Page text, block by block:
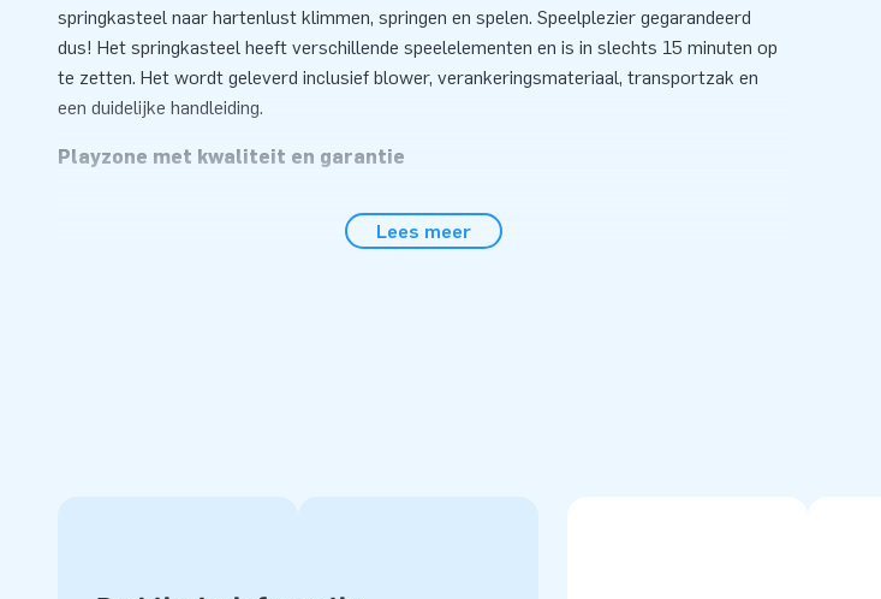
springkasteel naar hartenlust klimmen, springen en spelen. Speelplezier gegarandeerd
dus! Het springkasteel heeft verschillende speelelementen en is in slechts 15 minuten op
te zetten. Het wordt geleverd inclusief blower, verankeringsmateriaal, transportzak en
een duidelijke handleiding.
Playzone met kwaliteit en garantie
is gemaakt van sterk, hoge kwaliteit PVC en is daardoor duurzaam en eenvoudig schoon
Lees meer